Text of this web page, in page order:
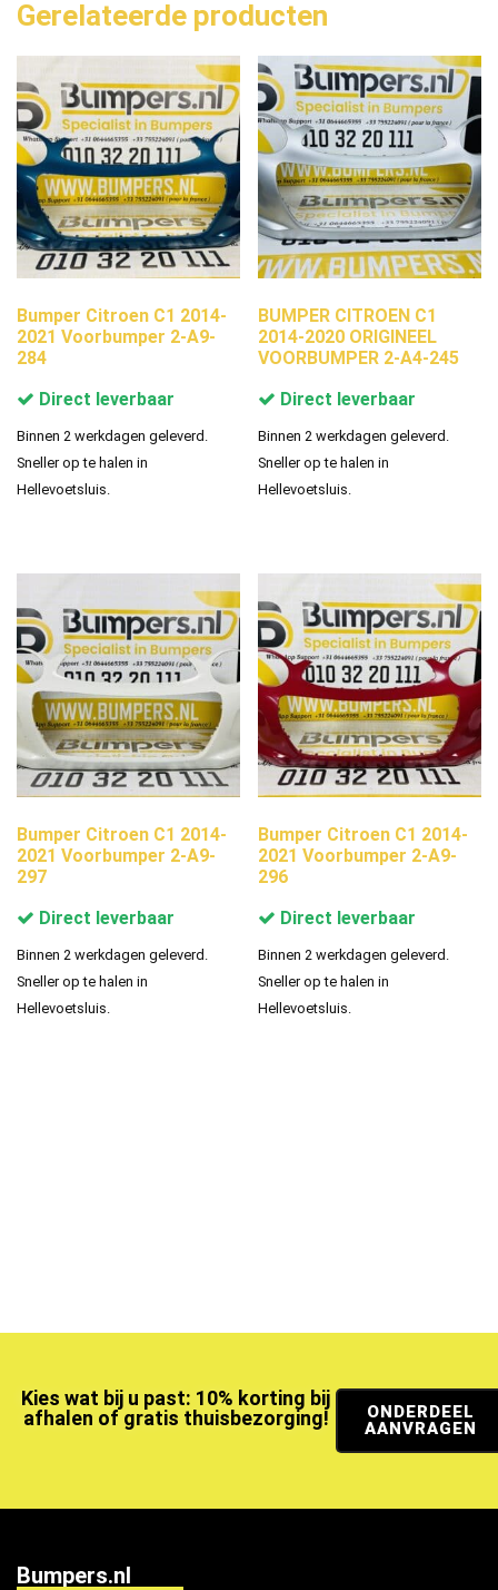
Gerelateerde producten
Bumper Citroen C1 2014-
2021 Voorbumper 2-A9-
284
Direct leverbaar
Binnen 2 werkdagen geleverd.
Sneller op te halen in
Hellevoetsluis.
BUMPER CITROEN C1
2014-2020 ORIGINEEL
VOORBUMPER 2-A4-245
Direct leverbaar
Binnen 2 werkdagen geleverd.
Sneller op te halen in
Hellevoetsluis.
Bumper Citroen C1 2014-
2021 Voorbumper 2-A9-
297
Direct leverbaar
Binnen 2 werkdagen geleverd.
Sneller op te halen in
Hellevoetsluis.
Bumper Citroen C1 2014-
2021 Voorbumper 2-A9-
296
Direct leverbaar
Binnen 2 werkdagen geleverd.
Sneller op te halen in
Hellevoetsluis.
Kies wat bij u past: 10% korting bij
afhalen of gratis thuisbezorging!
ONDERDEEL
AANVRAGEN
Bumpers.nl